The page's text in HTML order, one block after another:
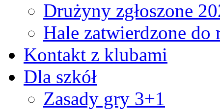
Drużyny zgłoszone
Hale zatwierdzone
Kontakt z klubami
Dla szkół
Zasady gry 3+1